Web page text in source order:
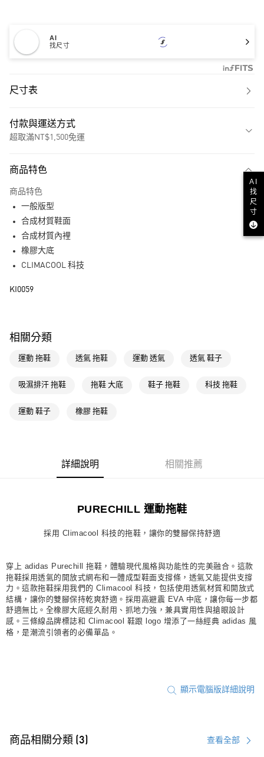
AI
找尺寸
尺寸表
付款與運送方式
超取滿NT$1,500免運
LINE Pay
全家取貨付款
付款後全家取貨
每筆NT$80，滿NT$1,500(含以上)免運費
付款後萊爾富取貨
每筆NT$80，滿NT$1,500(含以上)免運費
每筆NT$80，滿NT$1,500(含以上)免運費
每筆NT$80，滿NT$1,500(含以上)免運費
商品特色
商品特色
一般版型
合成材質鞋面
合成材質內裡
橡膠大底
CLIMACOOL 科技
KI0059
相關分類
運動 拖鞋 透氣 拖鞋 運動 透氣 透氣 鞋子
吸濕排汗 拖鞋 拖鞋 大底 鞋子 拖鞋 科技 拖鞋
運動 鞋子 橡膠 拖鞋
詳細說明 相關推薦
PURECHILL 運動拖鞋
採用 Climacool 科技的拖鞋，讓你的雙腳保持舒適
穿上 adidas Purechill 拖鞋，體驗現代風格與功能性的完美融合。這款
拖鞋採用透氣的開放式網布和一體成型鞋面支撐條，透氣又能提供支撐
力。這款拖鞋採用我們的 Climacool 科技，包括使用透氣材質和開放式
結構，讓你的雙腳保持乾爽舒適。採用高避震 EVA 中底，讓你每一步都
舒適無比。全橡膠大底經久耐用、抓地力強，兼具實用性與搶眼設計
感。三條線品牌標誌和 Climacool 鞋跟 logo 增添了一絲經典 adidas 風
格，是潮流引領者的必備單品。
顯示電腦版詳細說明
商品相關分類 (3) 查看全部
AI
找
尺
寸